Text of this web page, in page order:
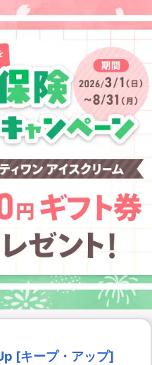
会員さま専用保険
[キープ・アップ]